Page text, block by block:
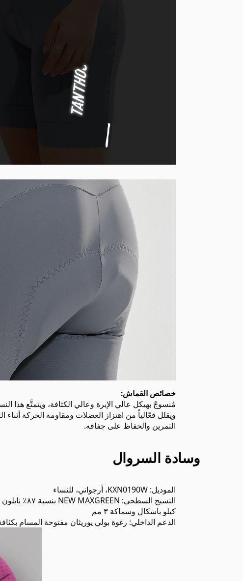
خصائص القماش:
مُنسوجٌ بهيكل عالي الإبرة وعالي الكثافة، ويتمتَّع هذا
ويقلل فعّالياً من اهتزاز العضلات ومقاومة الحركة
التمرين والحفاظ على جفافه.
وسادة السروال
الموديل: KXN0190W، أرجواني، للنساء
كيلو باسكال وسماكة ٣ مم
الدعم الداخلي: رغوة بولي يوريثان مفتوحة المسام بكثافة ٧٥ كجم/م³ وضغط ٣٠ كيلو باسكال وسماكة ١٤